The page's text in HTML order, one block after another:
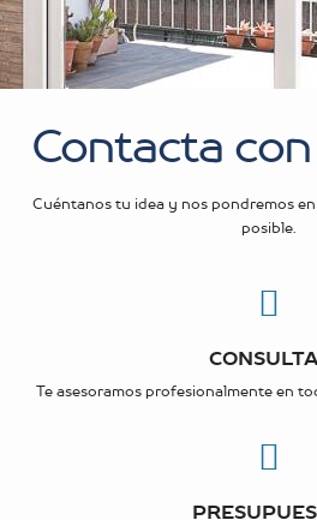
Contacta
Cuéntanos tu idea y nos pondremos
posible.
Te asesoramos profesionalmente en